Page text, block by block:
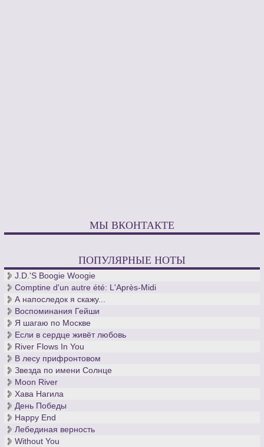
МЫ ВКОНТАКТЕ
ПОПУЛЯРНЫЕ НОТЫ
J.D.'S Boogie Woogie
Comptine d'un autre été: L'Après-Midi
А напоследок я скажу...
Воспоминания Гейши
Я шагаю по Москве
Если в сердце живёт любовь
River Flows In You
В лесу прифронтовом
Звезда по имени Солнце
Moon River
Хава Нагила
День Победы
Happy End
Лебединая верность
Without You